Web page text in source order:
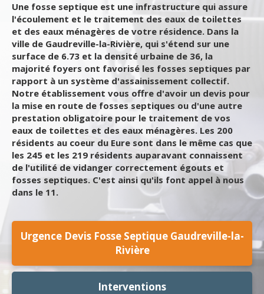
Une fosse septique est une infrastructure qui assure
l'écoulement et le traitement des eaux de toilettes
et des eaux ménagères de votre résidence. Dans la
ville de Gaudreville-la-Rivière, qui s'étend sur une
surface de 6.73 et la densité urbaine de 36, la
majorité foyers ont favorisé les fosses septiques par
rapport à un système d'assainissement collectif.
Notre établissement vous offre d'avoir un devis pour
la mise en route de fosses septiques ou d'une autre
prestation obligatoire pour le traitement de vos
eaux de toilettes et des eaux ménagères. Les 200
résidents au coeur du Eure sont dans le même cas que
les 245 et les 219 résidents auparavant connaissent
de l'utilité de vidanger correctement égouts et
fosses septiques. C'est ainsi qu'ils font appel à nous
dans le 11.
Urgence Devis Fosse Septique Gaudreville-la-
Rivière
Interventions